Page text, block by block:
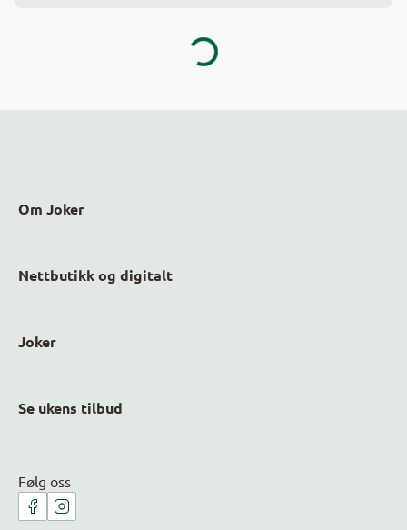
Om Joker
Nettbutikk og digitalt
Joker
Se ukens tilbud
Følg oss